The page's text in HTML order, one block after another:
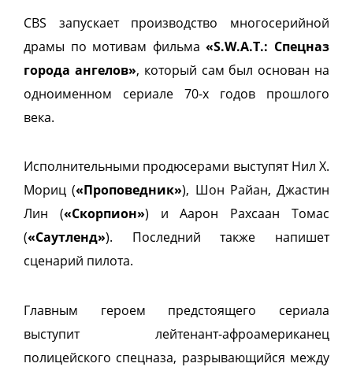
CBS запускает производство многосерийной
драмы по мотивам фильма«S.W.A.T.: Спецназ
города ангелов», который сам был основан на
одноименном сериале 70-х годов прошлого
века.
Исполнительными продюсерами выступят Нил Х.
Мориц («Проповедник»), Шон Райан, Джастин
Лин («Скорпион») и Аарон Рахсаан Томас
(«Саутленд»). Последний также напишет
сценарий пилота.
Главным героем предстоящего сериала
выступит лейтенант-афроамериканец
полицейского спецназа, разрывающийся между